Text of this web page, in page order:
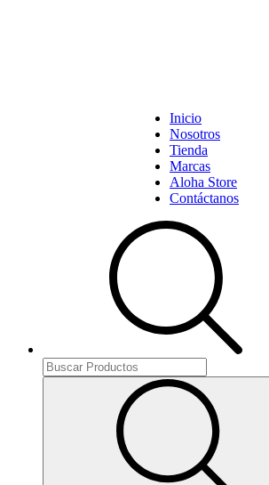
Inicio
Nosotros
Tienda
Marcas
Aloha Store
Contáctanos